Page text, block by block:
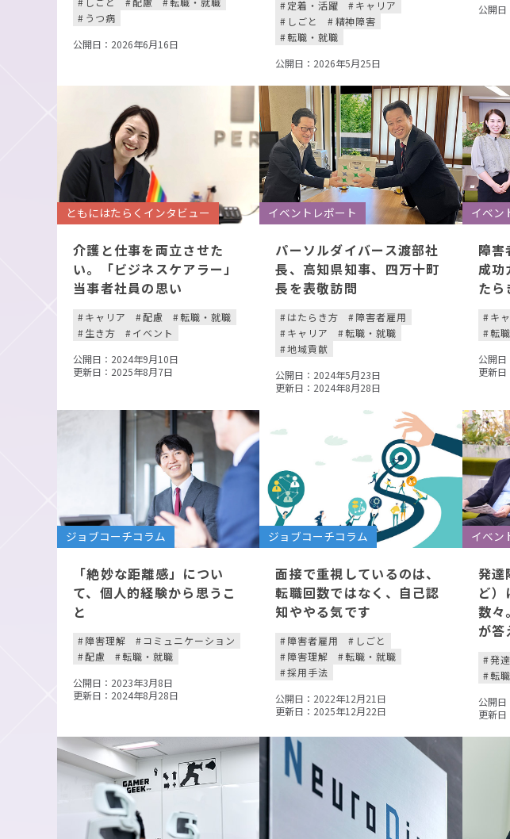
うつ病
公開日：2026年6月16日
定着・活躍
キャリア
しごと
精神障害
転職・就職
公開日：2026年5月25日
公開
ともにはたらくインタビュー
介護と仕事を両立させた
い。「ビジネスケアラー」
当事者社員の思い
キャリア 配慮
転職・就職
生き方
イベント
公開日：2024年9月10日
更新日：2025年8月7日
イベントレポート
パーソルダイバース渡部社
長、高知県知事、四万十町
長を表敬訪問
はたらき方
障害者雇用
キャリア
転職・就職
地域貢献
公開日：2024年5月23日
更新日：2024年8月28日
イベン
障害
成功
たら
キ
転
公開
更新
ジョブコーチコラム
「絶妙な距離感」につい
て、個人的経験から思うこ
と
障害理解
コミュニケーション
配慮
転職・就職
公開日：2023年3月8日
更新日：2024年8月28日
ジョブコーチコラム
面接で重視しているのは、
転職回数ではなく、自己認
知ややる気です
障害者雇用
しごと
障害理解
転職・就職
採用手法
公開日：2022年12月21日
更新日：2025年12月22日
イベン
発達
ど
数々
が答
発
転
公開
更新